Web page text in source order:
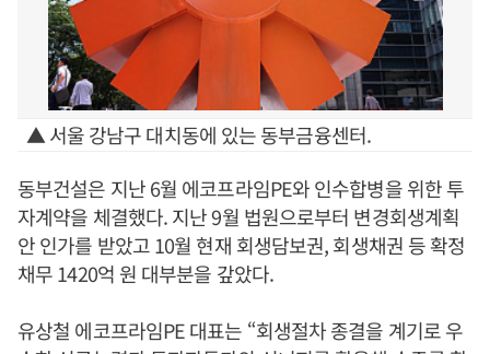
▲ 서울 강남구 대치동에 있는 동부금융센터.
동부건설은 지난 6월 에코프라임PE와 인수합병을 위한 투
자계약을 체결했다. 지난 9월 법원으로부터 변경회생계획
안 인가를 받았고 10월 현재 회생담보권, 회생채권 등 확정
채무 1420억 원 대부분을 갚았다.
유상철 에코프라임PE 대표는 “회생절차 종결을 계기로 우